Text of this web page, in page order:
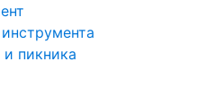
пикника